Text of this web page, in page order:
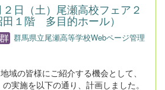
２日（土）尾瀬高校フェア２
田１階 多目的ホール）
群馬県立尾瀬高等学校Webページ管理
域の皆様にご紹介する機会として、
実施を以下の通り、計画しました。